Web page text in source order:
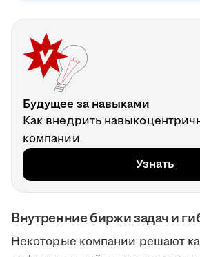
Будущее за навыками
Как внедрить
компании
Узнать
Внутренние биржи задач и
Некоторые компании решают